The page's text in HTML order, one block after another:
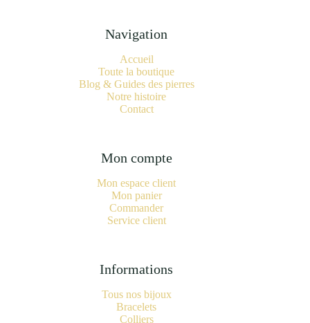
Navigation
Accueil
Toute la boutique
Blog & Guides des pierres
Notre histoire
Contact
Mon compte
Mon espace client
Mon panier
Commander
Service client
Informations
Tous nos bijoux
Bracelets
Colliers